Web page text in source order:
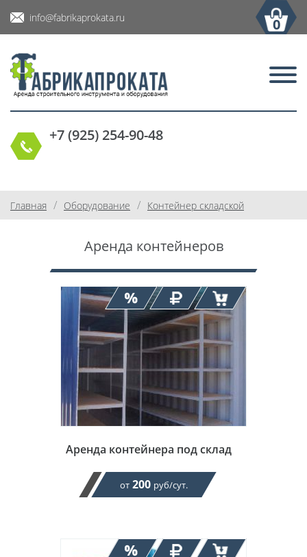
info@fabrikaprokata.ru 0
+7 (925) 254-90-48
Главная / Оборудование / Контейнер складской
Аренда контейнеров
Аренда контейнера под склад
от 200 руб/сут.